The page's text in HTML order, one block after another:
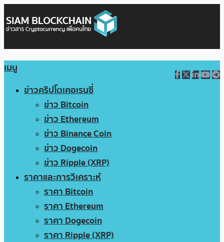
เมนู
ข่าวคริปโตเคอเรนซี่
ข่าว Bitcoin
ข่าว Ethereum
ข่าว Binance Coin
ข่าว Dogecoin
ข่าว Ripple (XRP)
ราคาและการวิเคราะห์
ราคา Bitcoin
ราคา Ethereum
ราคา Dogecoin
ราคา Ripple (XRP)